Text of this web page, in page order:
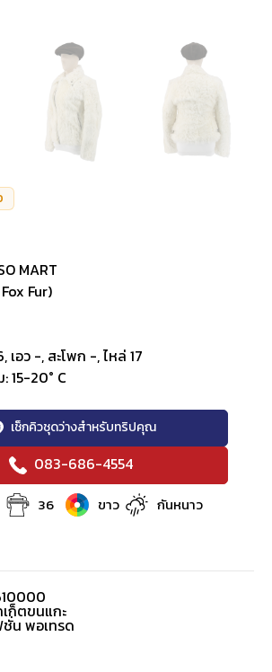
MART
Fur)
เอว -, สะโพก -, ไหล่ 17
15-20° C
เช็กคิวชุดว่างสำหรับทริปคุณ
083-686-4554
36 ขาว กันหนาว
ก็ตขนแกะ
ชั่น พอเทรด